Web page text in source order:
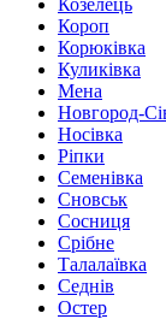
Короп
Корюківка
Куликівка
Мена
Новгород-
Носівка
Ріпки
Семенівка
Сновськ
Сосниця
Срібне
Талалаївка
Седнів
Остер